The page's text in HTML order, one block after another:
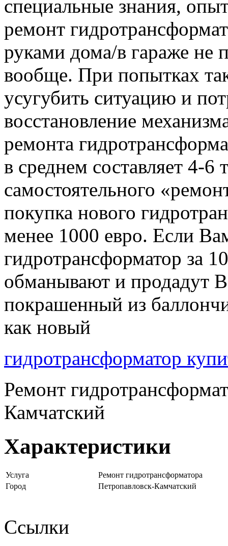
специальные знания,
ремонт
руками дома/в гараже не
вообще. При попытках
усугубить ситуацию и
восстановление
ремонта
в среднем составляет 4-6
самостоятельного
покупка нового
менее 1000 евро. Если
гидротрансформатор за
обманывают и продадут
покрашенный из
как новый
гидротрансформатор
Ремонт
Камчатский
Характеристики
Услуга
Ремонт гидротрансформатора
Город
Петропавловск-Камчатский
Ссылки